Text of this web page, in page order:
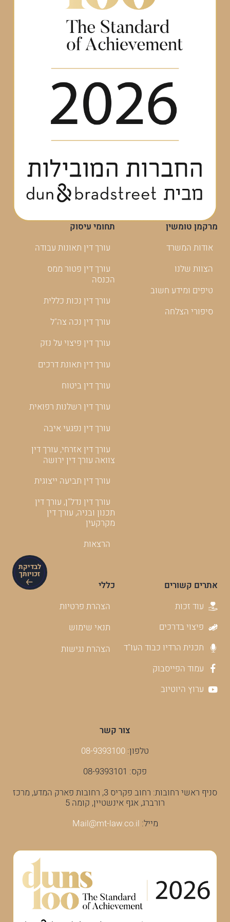
לבדיקת
זכויותך
מרקמן טומשין
אודות המשרד
הצוות שלנו
טיפים ומידע חשוב
סיפורי הצלחה
תחומי עיסוק
עורך דין תאונות עבודה
עורך דין פטור ממס
הכנסה
עורך דין נכות כללית
עורך דין נכה צה"ל
עורך דין פיצוי על נזק
עורך דין תאונת דרכים
עורך דין ביטוח
עורך דין רשלנות רפואית
עורך דין נפגעי איבה
עורך דין אזרחי, עורך דין
צוואה עורך דין ירושה
עורך דין תביעה ייצוגית
עורך דין נדל"ן, עורך דין
תכנון ובניה, עורך דין
מקרקעין
הרצאות
אתרים קשורים
עוד זכות
פיצוי בדרכים
תכנית הרדיו כבוד העו"ד
עמוד הפייסבוק
ערוץ היוטיוב
כללי
הצהרת פרטיות
תנאי שימוש
הצהרת נגישות
צור קשר
טלפון: 08-9393100
פקס: 08-9393101
סניף ראשי רחובות: רחוב פקריס 3, רחובות פארק המדע, מרכז
רורברג, אגף אינשטיין, קומה 5
מייל: Mail@mt-law.co.il